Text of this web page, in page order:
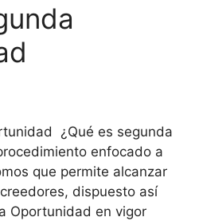
¿Qué es segunda
enfocado a
que permite alcanzar
dispuesto así
Oportunidad en vigor